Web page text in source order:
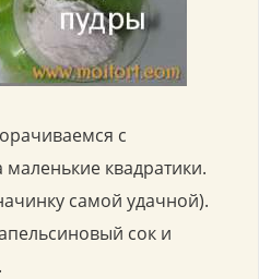
с
квадратики.
самой удачной).
сок и